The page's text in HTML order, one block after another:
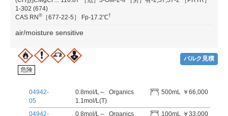
3 3
1-302 (674)
CAS RN® ［677-22-5］ Fp-17.2℃†
air/moisture sensitive
危険
バルク見積
04942-
05
0.8mol/L～
1.1mol/L(T)
Organics 500mL ￥66,000
04942-
0.8mol/L～
Organics 100mL ￥33,000